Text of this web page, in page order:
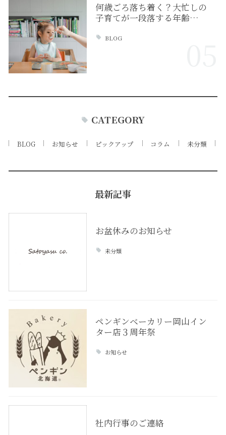
何歳ごろ落ち着く？大忙しの
子育てが一段落する年齢…
BLOG
CATEGORY
BLOG お知らせ ピックアップ コラム 未分類
最新記事
お盆休みのお知らせ
未分類
ペンギンベーカリー岡山イン
ター店３周年祭
お知らせ
社内行事のご連絡